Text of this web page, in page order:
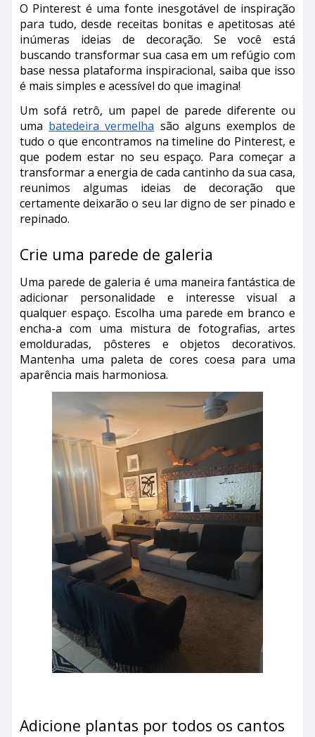
O Pinterest é uma fonte inesgotável de inspiração
para tudo, desde receitas bonitas e apetitosas até
inúmeras ideias de decoração. Se você está
buscando transformar sua casa em um refúgio com
base nessa plataforma inspiracional, saiba que isso
é mais simples e acessível do que imagina!
Um sofá retrô, um papel de parede diferente ou
uma batedeira vermelha são alguns exemplos de
tudo o que encontramos na timeline do Pinterest, e
que podem estar no seu espaço. Para começar a
transformar a energia de cada cantinho da sua casa,
reunimos algumas ideias de decoração que
certamente deixarão o seu lar digno de ser pinado e
repinado.
Crie uma parede de galeria
Uma parede de galeria é uma maneira fantástica de
adicionar personalidade e interesse visual a
qualquer espaço. Escolha uma parede em branco e
encha-a com uma mistura de fotografias, artes
emolduradas, pôsteres e objetos decorativos.
Mantenha uma paleta de cores coesa para uma
aparência mais harmoniosa.
Adicione plantas por todos os cantos